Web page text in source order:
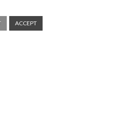
ACCEPT